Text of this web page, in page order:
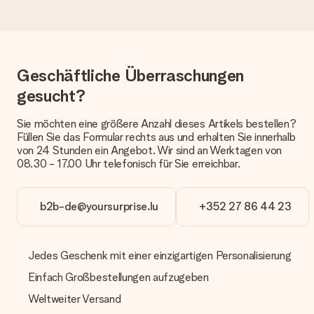
Welche Lieferoptionen stehen zur Verfügung?
Derzeit können wir (noch) keine verschiedenen Lieferoptionen
anbieten. Das Geschenk, das bestellt wird, wird als Paket oder
Päckchen versendet. Möchtest du wissen, ob es als Paket
oder Päckchen geliefert wird, kontaktiere bitte unseren
Kundenservice.
Zahlung
Wie kann ich meine Bestellung bezahlen?
Wir bieten die folgenden Zahlungsoptionen an: Vorauskasse
mit normaler Überweisung, Sofortüberweisung, Paypal,
Geschenks jedoch um 3 Werktage.
Geschenk empfangen
Geschäftliche Überraschungen
gesucht?
Sie möchten eine größere Anzahl dieses Artikels bestellen?
Füllen Sie das Formular rechts aus und erhalten Sie innerhalb
von 24 Stunden ein Angebot. Wir sind an Werktagen von
08.30 - 17.00 Uhr telefonisch für Sie erreichbar.
b2b-de@yoursurprise.lu +352 27 86 44 23
Jedes Geschenk mit einer einzigartigen Personalisierung
Einfach Großbestellungen aufzugeben
Weltweiter Versand